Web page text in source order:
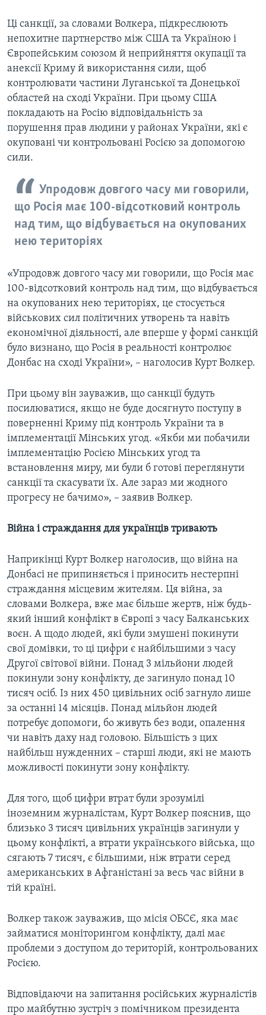
Ці санкції, за словами Волкера, підкреслюють
непохитне партнерство між США та Україною і
Європейським союзом й неприйняття окупації та
анексії Криму й використання сили, щоб
контролювати частини Луганської та Донецької
областей на сході України. При цьому США
покладають на Росію відповідальність за
порушення прав людини у районах України, які є
окуповані чи контрольовані Росією за допомогою
сили.
Упродовж довгого часу ми говорили,
що Росія має 100-відсотковий контроль
над тим, що відбувається на окупованих
нею територіях
«Упродовж довгого часу ми говорили, що Росія має
100-відсотковий контроль над тим, що відбувається
на окупованих нею територіях, це стосується
військових сил політичних утворень та навіть
економічної діяльності, але вперше у формі санкцій
було визнано, що Росія в реальності контролює
Донбас на сході України», – наголосив Курт Волкер.
При цьому він зауважив, що санкції будуть
посилюватися, якщо не буде досягнуто поступу в
поверненні Криму під контроль України та в
імплементації Мінських угод. «Якби ми побачили
імплементацію Росією Мінських угод та
встановлення миру, ми були б готові переглянути
санкції та скасувати їх. Але зараз ми жодного
прогресу не бачимо», – заявив Волкер.
Війна і страждання для українців тривають
Наприкінці Курт Волкер наголосив, що війна на
Донбасі не припиняється і приносить нестерпні
страждання місцевим жителям. Ця війна, за
словами Волкера, вже має більше жертв, ніж будь-
який інший конфлікт в Європі з часу Балканських
воєн. А щодо людей, які були змушені покинути
свої домівки, то ці цифри є найбільшими з часу
Другої світової війни. Понад 3 мільйони людей
покинули зону конфлікту, де загинуло понад 10
тисяч осіб. Із них 450 цивільних осіб загнуло лише
за останні 14 місяців. Понад мільйон людей
потребує допомоги, бо живуть без води, опалення
чи навіть даху над головою. Більшість з цих
найбільш нужденних – старші люди, які не мають
можливості покинути зону конфлікту.
Для того, щоб цифри втрат були зрозумілі
іноземним журналістам, Курт Волкер пояснив, що
близько 3 тисяч цивільних українців загинули у
цьому конфлікті, а втрати українського війська, що
сягають 7 тисяч, є більшими, ніж втрати серед
американських в Афганістані за весь час війни в
тій країні.
Волкер також зауважив, що місія ОБСЄ, яка має
займатися моніторингом конфлікту, далі має
проблеми з доступом до територій, контрольованих
Росією.
Відповідаючи на запитання російських журналістів
про майбутню зустріч з помічником президента